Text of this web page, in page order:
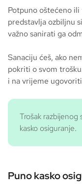
Potpuno oštećeno
predstavlja ozbiljnu
važno sanirati ga
Sanaciju ćeš, ako
pokriti o svom
i na vrijeme
Trošak
kasko osiguranje.
Puno kasko